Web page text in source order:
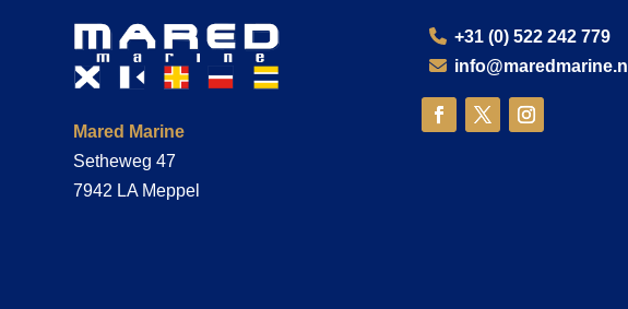
Mared Marine
Setheweg 47
7942 LA Meppel
+31 (0) 522 242 779
info@maredmarine.nl